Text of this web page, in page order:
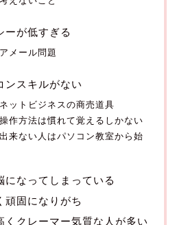
ーが低すぎる
メール問題
ンスキルがない
ットビジネスの商売道具
作方法は慣れて覚えるしかない
来ない人はパソコン教室から始
になってしまっている
頑固になりがち
くクレーマー気質な人が多い